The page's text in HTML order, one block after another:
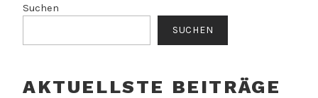
Suchen
SUCHEN
AKTUELLSTE BEITRÄGE